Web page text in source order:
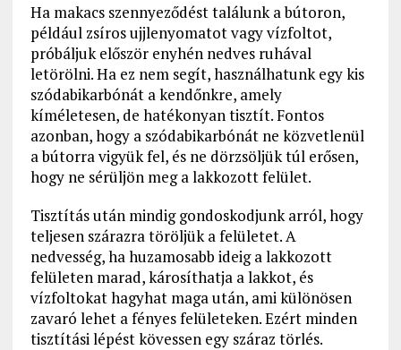
Ha makacs szennyeződést találunk a bútoron,
például zsíros ujjlenyomatot vagy vízfoltot,
próbáljuk először enyhén nedves ruhával
letörölni. Ha ez nem segít, használhatunk egy kis
szódabikarbónát a kendőnkre, amely
kíméletesen, de hatékonyan tisztít. Fontos
azonban, hogy a szódabikarbónát ne közvetlenül
a bútorra vigyük fel, és ne dörzsöljük túl erősen,
hogy ne sérüljön meg a lakkozott felület.
Tisztítás után mindig gondoskodjunk arról, hogy
teljesen szárazra töröljük a felületet. A
nedvesség, ha huzamosabb ideig a lakkozott
felületen marad, károsíthatja a lakkot, és
vízfoltokat hagyhat maga után, ami különösen
zavaró lehet a fényes felületeken. Ezért minden
tisztítási lépést kövessen egy száraz törlés.